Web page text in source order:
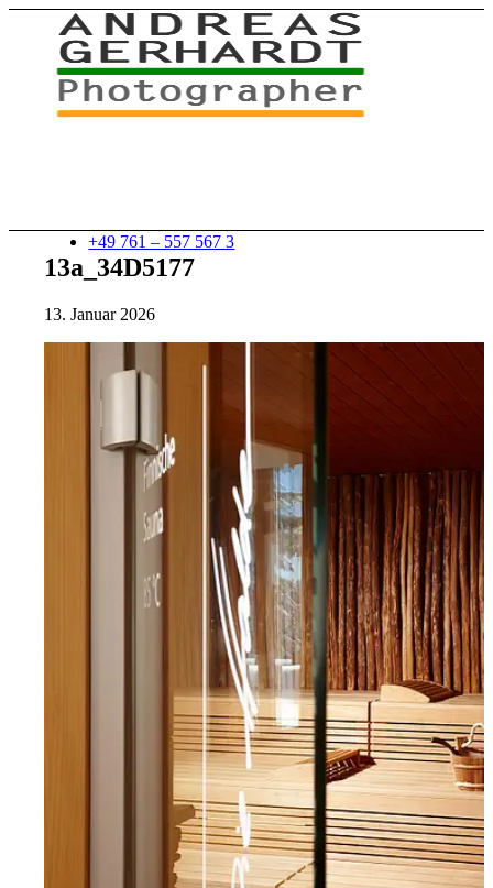
+49 761 – 557 567 3
Portfolio
People
Corporate
13a_34D5177
13. Januar 2026